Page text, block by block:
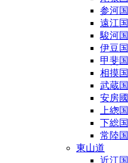
参河国
遠江国
駿河国
伊豆国
甲斐国
相摸国
武蔵国
安房國
上緫国
下総国
常陸国
東山道
近江国